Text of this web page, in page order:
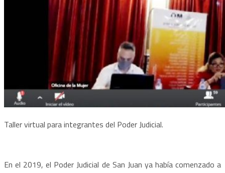
Taller virtual para integrantes del Poder Judicial.
En el 2019, el Poder Judicial de San Juan ya había comenzado a